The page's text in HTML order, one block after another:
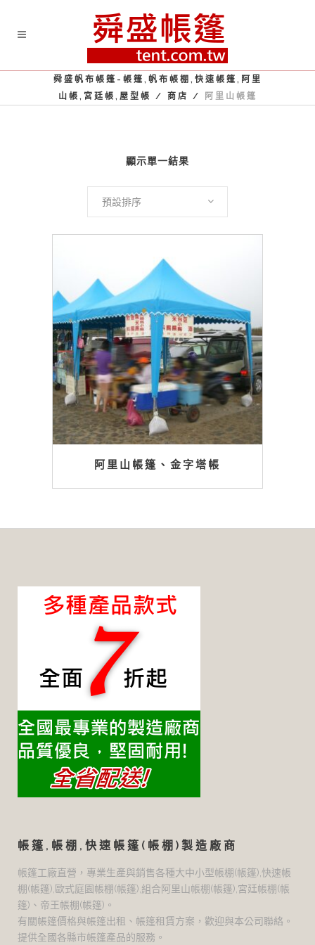
舜盛帆布帳篷-帳篷,帆布帳棚,快速帳篷,阿里
山帳,宮廷帳,屋型帳
/ 商店 / 阿里山帳篷
顯示單一結果
預設排序
阿里山帳篷、金字塔帳
帳篷,帳棚,快速帳篷(帳棚)製造廠商
帳篷工廠直營，專業生產與銷售各種大中小型帳棚(帳篷),快速帳
棚(帳篷),歐式庭園帳棚(帳篷),組合阿里山帳棚(帳篷),宮廷帳棚(帳
篷)、帝王帳棚(帳篷)。
有關帳篷價格與帳篷出租、帳篷租賃方案，歡迎與本公司聯絡。
提供全國各縣市帳篷產品的服務。